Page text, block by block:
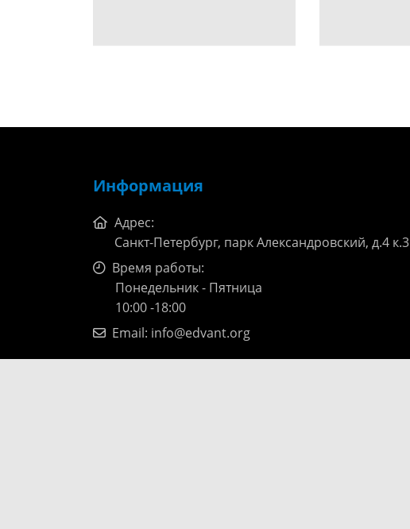
Информация
Адрес:
Санкт-Петербург, парк Александровский, д.4 к.3
Время работы:
Понедельник - Пятница
10:00 -18:00
Email: info@edvant.org